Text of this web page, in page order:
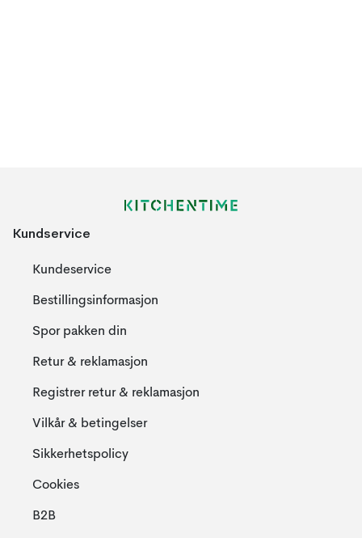
Kundservice
Kundeservice
Bestillingsinformasjon
Spor pakken din
Retur & reklamasjon
Registrer retur & reklamasjon
Vilkår & betingelser
Sikkerhetspolicy
Cookies
B2B